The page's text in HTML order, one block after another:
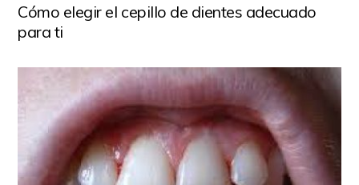
Cómo elegir el cepillo de dientes adecuado
para ti